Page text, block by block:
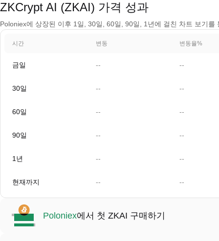
ZKCrypt AI (ZKAI) 가격 성과
Poloniex에 상장된 이후 1일, 30일, 60일, 90일, 1년에 걸친 차트 보기를
시간 변동 변동율%
금일 -- --
30일 -- --
60일 -- --
90일 -- --
1년 -- --
현재까지 -- --
Poloniex에서 첫 ZKAI 구매하기